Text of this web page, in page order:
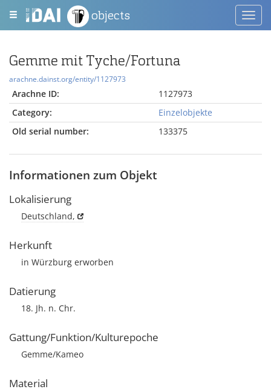
objects
Gemme mit Tyche/Fortuna
arachne.dainst.org/entity/1127973
Arachne ID:
1127973
Category:
Einzelobjekte
Old serial number:
133375
Informationen zum Objekt
Lokalisierung
Deutschland,
Herkunft
in Würzburg erworben
Datierung
18. Jh. n. Chr.
Gattung/Funktion/Kulturepoche
Gemme/Kameo
Material